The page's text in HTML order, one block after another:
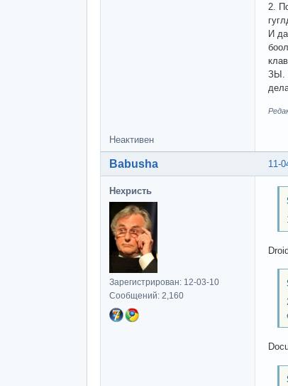
2.
И
ЗЫ.
Неактивен
11-
Babusha
Нехристь
Зарегистрирован: 12-03-10
Сообщений: 2,160